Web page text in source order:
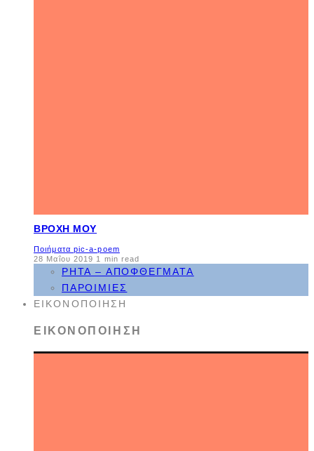
ΒΡΟΧΉ ΜΟΥ
Ποιήματα pic-a-poem
28 Μαΐου 2019 1 min read
ΡΗΤΆ – ΑΠΟΦΘΈΓΜΑΤΑ
ΠΑΡΟΙΜΊΕΣ
ΕΙΚΟΝΟΠΟΊΗΣΗ
ΕΙΚΟΝΟΠΟΊΗΣΗ